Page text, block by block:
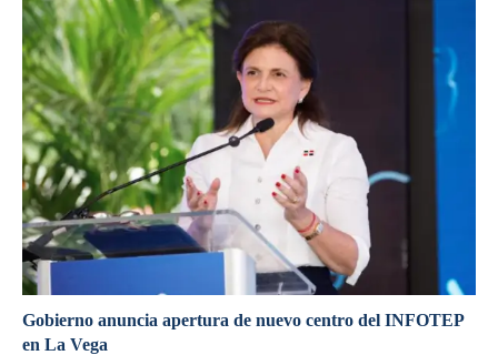
Gobierno anuncia apertura de nuevo centro del INFOTEP
en La Vega